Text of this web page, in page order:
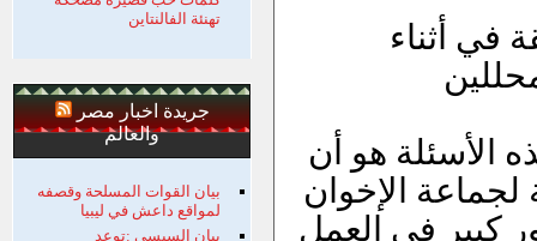
في أثناء
الأسئلة هو أن
لجماعة الإخوان
كبير في العمل
تهنئة الفالنتاين
جريدة اخبار مصر
والعالم
بيان القوات المسلحة وقصفه
لمواقع داعش في ليبيا
بيان السيسي :توعد